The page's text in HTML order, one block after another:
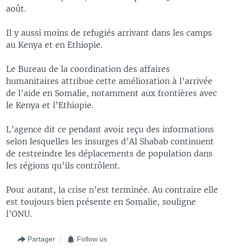
août.
Il y aussi moins de refugiés arrivant dans les camps
au Kenya et en Ethiopie.
Le Bureau de la coordination des affaires
humanitaires attribue cette amélioration à l’arrivée
de l’aide en Somalie, notamment aux frontières avec
le Kenya et l’Ethiopie.
L’agence dit ce pendant avoir reçu des informations
selon lesquelles les insurges d’Al Shabab continuent
de restreindre les déplacements de population dans
les régions qu’ils contrôlent.
Pour autant, la crise n’est terminée. Au contraire elle
est toujours bien présente en Somalie, souligne
l’ONU.
Partager Follow us